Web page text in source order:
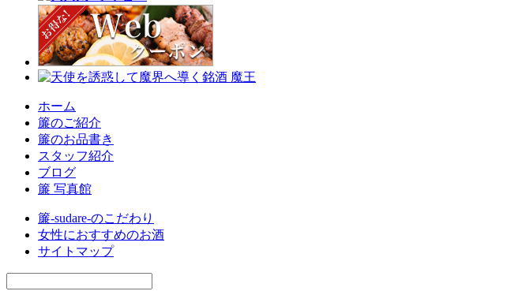
ホーム
簾のご紹介
簾のお品書き
スタッフ紹介
ブログ
簾 写真館
簾-sudare-のこだわり
女性におすすめのお酒
サイトマップ